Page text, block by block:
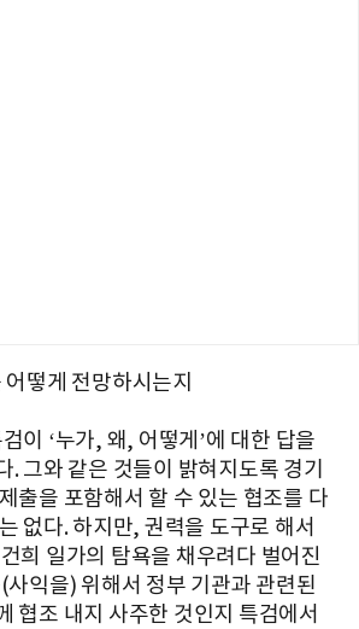
떻게 전망하시는지
이 ‘누가, 왜, 어떻게’에 대한 답을
. 그와 같은 것들이 밝혀지도록 경기
출을 포함해서 할 수 있는 협조를 다
없다. 하지만, 권력을 도구로 해서
희 일가의 탐욕을 채우려다 벌어진
익을) 위해서 정부 기관과 관련된
협조 내지 사주한 것인지 특검에서